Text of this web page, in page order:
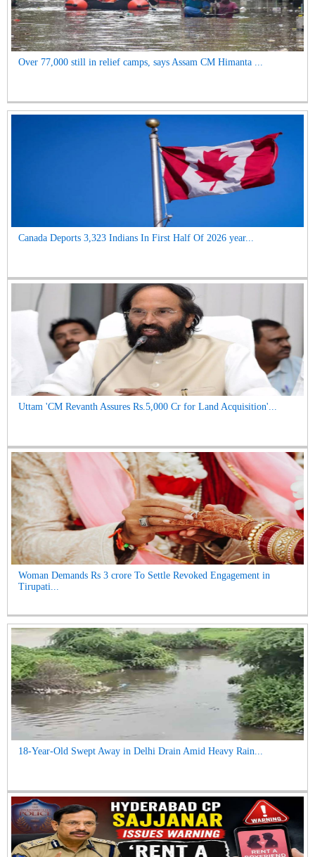
Over 77,000 still in relief camps, says Assam CM Himanta ...
Canada Deports 3,323 Indians In First Half Of 2026 year...
Uttam 'CM Revanth Assures Rs.5,000 Cr for Land Acquisition'...
Woman Demands Rs 3 crore To Settle Revoked Engagement in
Tirupati...
18-Year-Old Swept Away in Delhi Drain Amid Heavy Rain...